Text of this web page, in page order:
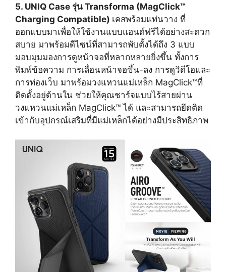
5. UNIQ Case รุ่น Transforma (MagClick™
Charging Compatible) เคสพร้อมแท่นวาง ที่
ออกแบบมาเพื่อให้ใช้งานแบบแฮนด์ฟรีได้อย่างสะดวก
สบาย มาพร้อมดีไซน์ที่สามารถพับตั้งได้ถึง 3 แบบ
มอบมุมมองการดูหน้าจอที่หลากหลายยิ่งขึ้น ทั้งการ
พิมพ์ข้อความ การเลื่อนหน้าจอขึ้น-ลง การดูวิดีโอและ
การท่องเว็บ มาพร้อมวงแหวนแม่เหล็ก MagClick™ที่
ติดตั้งอยู่ด้านใน ช่วยให้คุณชาร์จแบบไร้สายผ่าน
วงแหวนแม่เหล็ก MagClick™ ได้ และสามารถยึดติด
เข้ากับอุปกรณ์เสริมที่มีแม่เหล็กได้อย่างมีประสิทธิภาพ